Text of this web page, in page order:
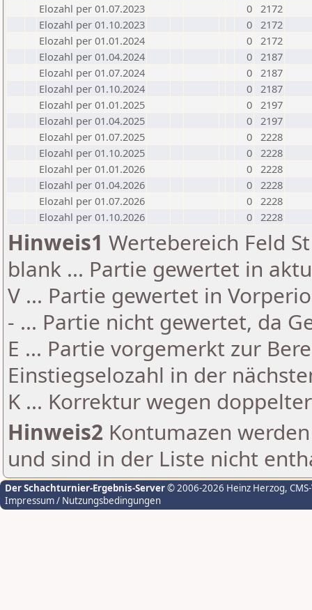
Elozahl per 01.07.2023
0 2172
Elozahl per 01.10.2023
0 2172
Elozahl per 01.01.2024
0 2172
Elozahl per 01.04.2024
0 2187
Elozahl per 01.07.2024
0 2187
Elozahl per 01.10.2024
0 2187
Elozahl per 01.01.2025
0 2197
Elozahl per 01.04.2025
0 2197
Elozahl per 01.07.2025
0 2228
Elozahl per 01.10.2025
0 2228
Elozahl per 01.01.2026
0 2228
Elozahl per 01.04.2026
0 2228
Elozahl per 01.07.2026
0 2228
Elozahl per 01.10.2026
0 2228
Hinweis1 Wertebereich Feld
blank ... Partie gewertet in
V ... Partie gewertet in
- ... Partie nicht gewertet, da
E ... Partie vorgemerkt zur
Einstiegselozahl in der
K ... Korrektur wegen
Hinweis2 Kontumazen
und sind in der Liste nicht
Der Schachturnier-Ergebnis-Server© 2006-2026 Heinz Herzog,
Impressum / Nutzungsbedingungen